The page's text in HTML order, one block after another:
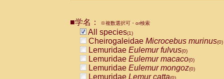
CebidaeCebus nigrivittatus
CebidaeCebus
CebidaeSaimiri boliviensis(0)
CebidaeSaimiri sciureus(0)
AtelidaeAlouatta caraya(0)
AtelidaeAlouatta fusca(0)
AtelidaeAlouatta seniculus
■学名： ※複数選択可・or検索
All species(1)
Cheirogaleidae Microcebus murinus(0)
Lemuridae Eulemur fulvus(0)
Lemuridae Eulemur macaco(0)
Lemuridae Eulemur mongoz(0)
Lemuridae Lemur catta(0)